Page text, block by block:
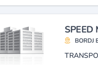
SPEED
BORDJ